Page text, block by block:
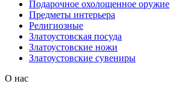
Подарочное охолощенное оружие
Предметы интерьера
Религиозные
Златоустовская посуда
Златоустовские ножи
Златоустовские сувениры
О нас